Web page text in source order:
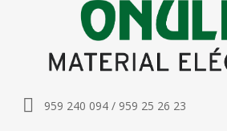
959 240 094 / 959 25 26 23